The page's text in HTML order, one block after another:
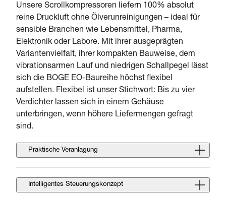
Unsere Scrollkompressoren liefern 100% absolut
reine Druckluft ohne Ölverunreinigungen – ideal für
sensible Branchen wie Lebensmittel, Pharma,
Elektronik oder Labore. Mit ihrer ausgeprägten
Variantenvielfalt, ihrer kompakten Bauweise, dem
vibrationsarmen Lauf und niedrigen Schallpegel lässt
sich die BOGE EO-Baureihe höchst flexibel
aufstellen. Flexibel ist unser Stichwort: Bis zu vier
Verdichter lassen sich in einem Gehäuse
unterbringen, wenn höhere Liefermengen gefragt
sind.
Praktische Veranlagung
Intelligentes Steuerungskonzept